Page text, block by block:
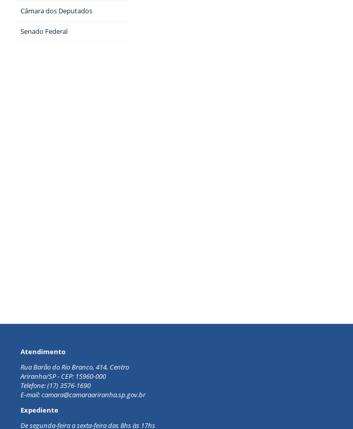
Câmara dos Deputados
Senado Federal
Atendimento
Rua Barão do Rio Branco, 414, Centro
Ariranha/SP - CEP: 15960-000
Telefone: (17) 3576-1690
E-mail: camara@camaraariranha.sp.gov.br
Expediente
De segunda-feira a sexta-feira das 8hs às 17hs